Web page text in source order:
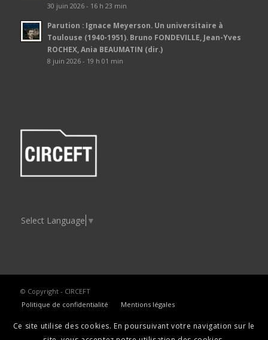
30 juin 2026 - 16 h 23 min
Parution : Ignace Meyerson. Un universitaire à
Toulouse (1940-1951). Bruno FONDEVILLE, Jean-Yves
ROCHEX, Ania BEAUMATIN (dir.)
8 juin 2026 - 19 h 01 min
Select Language ▼
© Copyright - CIRCEFT
Politique de confidentialité
Mentions légales
Ce site utilise des cookies. En poursuivant votre navigation sur le